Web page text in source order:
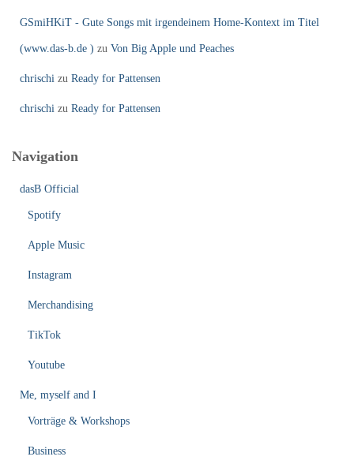
GSmiHKiT - Gute Songs mit irgendeinem Home-Kontext im Titel
(www.das-b.de ) zu Von Big Apple und Peaches
chrischi zu Ready for Pattensen
chrischi zu Ready for Pattensen
Navigation
dasB Official
Spotify
Apple Music
Instagram
Merchandising
TikTok
Youtube
Me, myself and I
Vorträge & Workshops
Business